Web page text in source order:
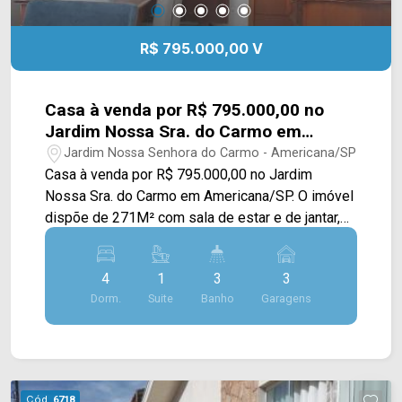
R$ 795.000,00 V
Casa à venda por R$ 795.000,00 no
Jardim Nossa Sra. do Carmo em
Americana/SP
Jardim Nossa Senhora do Carmo - Americana/SP
Casa à venda por R$ 795.000,00 no Jardim
Nossa Sra. do Carmo em Americana/SP. O imóvel
dispõe de 271M² com sala de estar e de jantar,
cozinha, escritório, churrasqueira e área de
serviço. > 03 dormitórios, sendo 01 suíte; > 03
banheiros, sendo 01 social e 01 lavabo; > 03
vagas de garagem. Localizado em Americana, o
imóvel contém uma área com diversos
saúde, escolas e entre outros. além de ter fácil
4
Dorm.
1
Suite
3
Banho
3
Garagens
Cód.